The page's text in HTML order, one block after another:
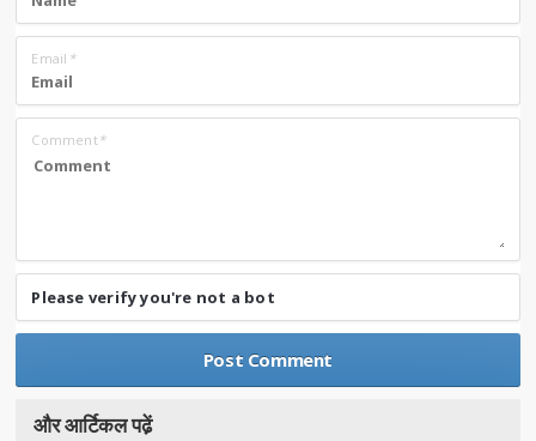
Email *
Comment*
Please verify you're not a bot
और आर्टिकल पढे़ं